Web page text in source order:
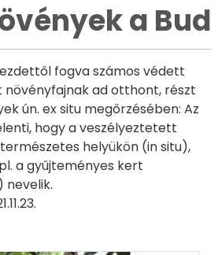
a
fogva számos védett
ad otthont, részt
ún. ex situ megőrzésében: Az
hogy a veszélyeztetett
helyükön (in situ),
a gyűjteményes kert
nevelik.